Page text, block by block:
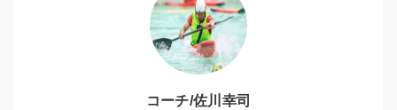
コーチ/佐川幸司